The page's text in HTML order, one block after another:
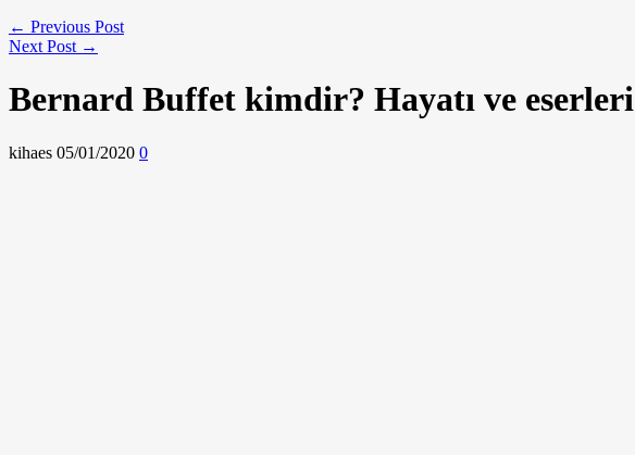
← Previous Post
Next Post →
Bernard Buffet kimdir? Hayatı ve eserleri
kihaes 05/01/2020 0